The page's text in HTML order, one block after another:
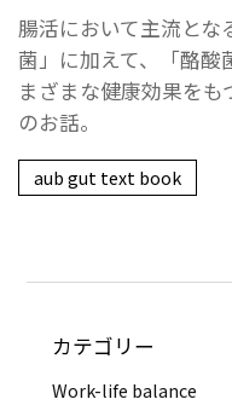
腸活において主流とな
菌」に加えて、「酪酸
まざまな健康効果を
のお話。
aub gut text book
カテゴリー
Work-life balance